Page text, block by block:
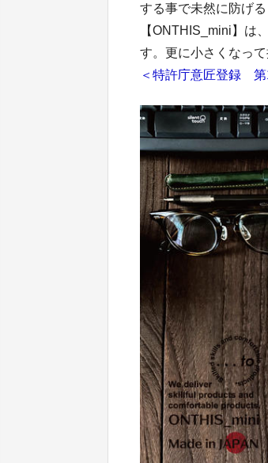
する事で未然に防げる
【ONTHIS_mini】は
す。更に小さくなっ
＜特許庁意匠登録 第